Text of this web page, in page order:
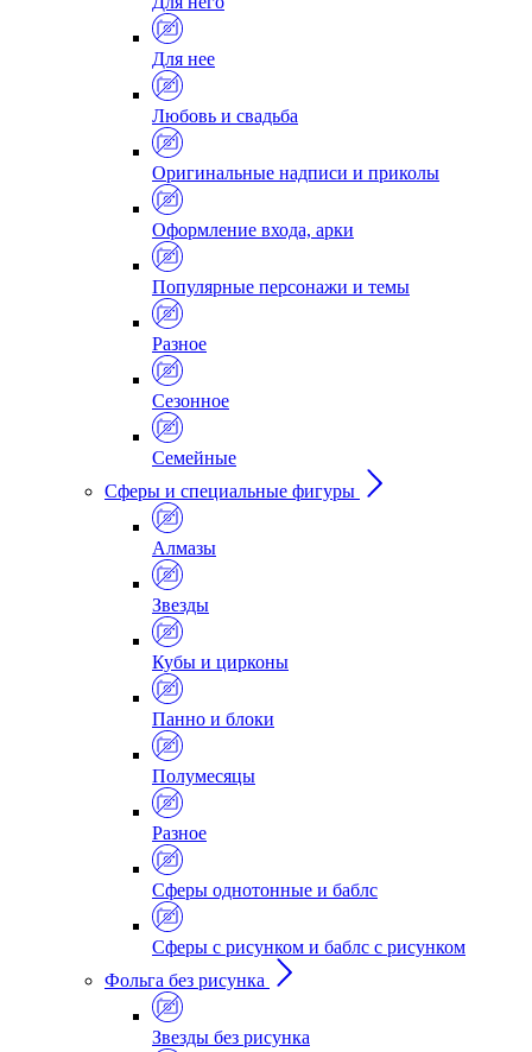
Для нее
Любовь и свадьба
Оригинальные надписи и приколы
Оформление входа, арки
Популярные персонажи и темы
Разное
Сезонное
Семейные
Сферы и специальные фигуры
Алмазы
Звезды
Кубы и цирконы
Панно и блоки
Полумесяцы
Разное
Сферы однотонные и баблс
Сферы с рисунком и баблс с рисунком
Фольга без рисунка
Звезды без рисунка